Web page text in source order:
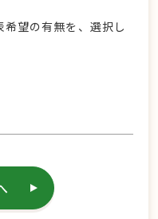
望の有無を、選択し